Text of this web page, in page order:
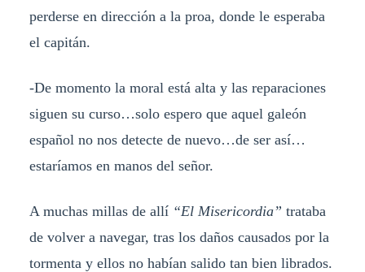
perderse en dirección a la proa, donde le esperaba
el capitán.
-De momento la moral está alta y las reparaciones
siguen su curso…solo espero que aquel galeón
español no nos detecte de nuevo…de ser así…
estaríamos en manos del señor.
A muchas millas de allí “El Misericordia” trataba
de volver a navegar, tras los daños causados por la
tormenta y ellos no habían salido tan bien librados.